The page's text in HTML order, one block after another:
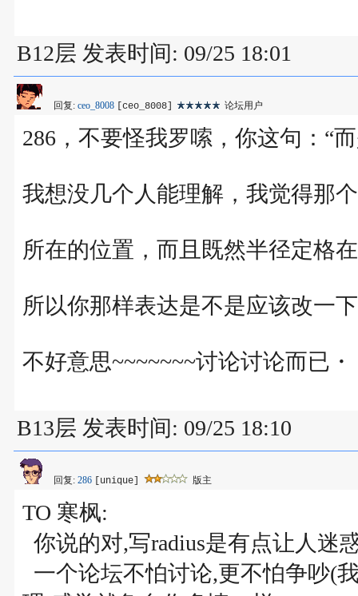
B12层 发表时间: 09/25 18:01
回复: ceo_8008 [ceo_8008] 论坛用户
286，不要怪我罗嗦，你这句：“
我想没几个人能理解，我觉得那
所在的位置，而且既然半径定格
所以你那样表达是不是应该改一
不好意思~~~~~~~讨论讨论而已・
B13层 发表时间: 09/25 18:10
回复: 286 [unique] 版主
TO 寒枫:
你说的对,写radius是有点让人迷
一个论坛不怕讨论,更不怕争吵(